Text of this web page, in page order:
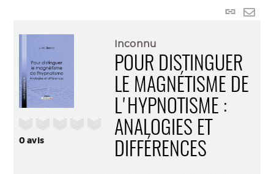
Lien
0avis
Inconnu
POUR DISTINGUER
LE MAGNÉTISME DE
L'HYPNOTISME :
ANALOGIES ET
DIFFÉRENCES